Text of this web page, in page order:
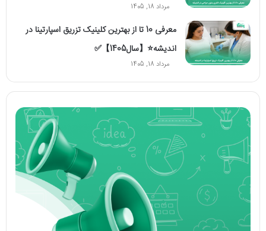
مرداد 18, 1405
معرفی 10 تا از بهترین کلینیک تزریق اسپارتینا در
اندیشه⭐【سال1405】✅
مرداد 18, 1405